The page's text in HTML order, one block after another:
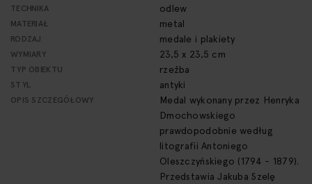
TECHNIKA odlew
MATERIAŁ metal
RODZAJ medale i plakiety
WYMIARY 23,5 x 23,5 cm
TYP OBIEKTU rzeźba
STYL antyki
OPIS SZCZEGÓŁOWY
Medal wykonany przez Henryka
Dmochowskiego
prawdopodobnie według
litografii Antoniego
Oleszczyńskiego (1794 - 1879).
Przedstawia Jakuba Szelę